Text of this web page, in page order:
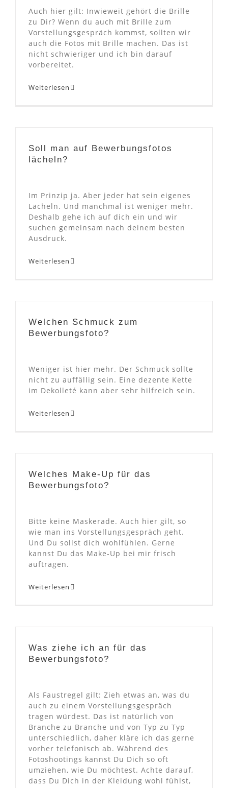
Auch hier gilt: Inwieweit gehört die Brille
zu Dir? Wenn du auch mit Brille zum
Vorstellungsgespräch kommst, sollten wir
auch die Fotos mit Brille machen. Das ist
nicht schwieriger und ich bin darauf
vorbereitet.
Weiterlesen
Soll man auf Bewerbungsfotos
lächeln?
Im Prinzip ja. Aber jeder hat sein eigenes
Lächeln. Und manchmal ist weniger mehr.
Deshalb gehe ich auf dich ein und wir
suchen gemeinsam nach deinem besten
Ausdruck.
Weiterlesen
Welchen Schmuck zum
Bewerbungsfoto?
Weniger ist hier mehr. Der Schmuck sollte
nicht zu auffällig sein. Eine dezente Kette
im Dekolleté kann aber sehr hilfreich sein.
Weiterlesen
Welches Make-Up für das
Bewerbungsfoto?
Bitte keine Maskerade. Auch hier gilt, so
wie man ins Vorstellungsgespräch geht.
Und Du sollst dich wohlfühlen. Gerne
kannst Du das Make-Up bei mir frisch
auftragen.
Weiterlesen
Was ziehe ich an für das
Bewerbungsfoto?
Als Faustregel gilt: Zieh etwas an, was du
auch zu einem Vorstellungsgespräch
tragen würdest. Das ist natürlich von
Branche zu Branche und von Typ zu Typ
unterschiedlich, daher kläre ich das gerne
vorher telefonisch ab. Während des
Fotoshootings kannst Du Dich so oft
umziehen, wie Du möchtest. Achte darauf,
dass Du Dich in der Kleidung wohl fühlst,